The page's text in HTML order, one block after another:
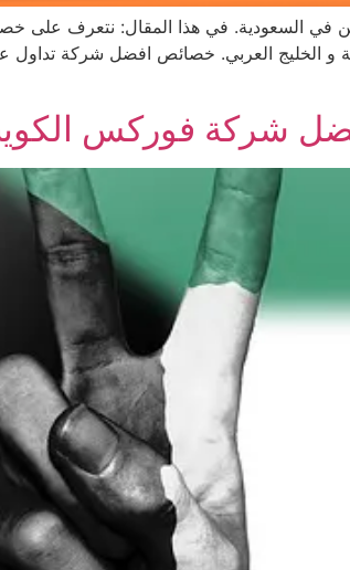
في السعودية. في هذا المقال: نتعرف
شركة فوركس